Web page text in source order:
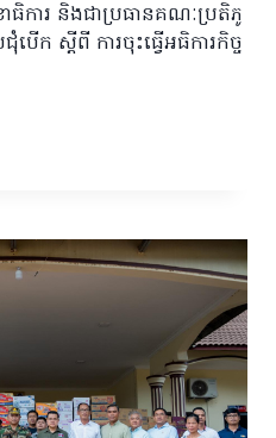
ធិការ និងជាប្រធានគណៈប្រតិភូ
ើក ស្ដីពី ការចុះធ្វើអធិការកិច្ច